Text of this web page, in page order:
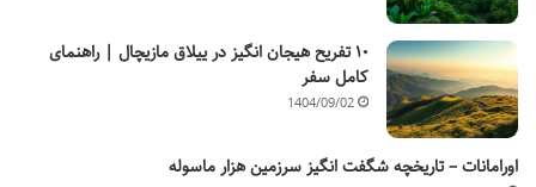
۱۰ تفریح هیجان انگیز در ییلاق مازیچال | راهنمای
کامل سفر
1404/09/02
اورامانات – تاریخچه شگفت انگیز سرزمین هزار ماسوله